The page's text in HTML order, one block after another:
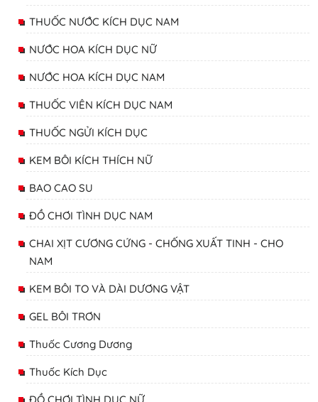
THUỐC NƯỚC KÍCH DỤC NAM
NƯỚC HOA KÍCH DỤC NỮ
NƯỚC HOA KÍCH DỤC NAM
THUỐC VIÊN KÍCH DỤC NAM
THUỐC NGỬI KÍCH DỤC
KEM BÔI KÍCH THÍCH NỮ
BAO CAO SU
ĐỒ CHƠI TÌNH DỤC NAM
CHAI XỊT CƯƠNG CỨNG - CHỐNG XUẤT TINH - CHO
NAM
KEM BÔI TO VÀ DÀI DƯƠNG VẬT
GEL BÔI TRƠN
Thuốc Cương Dương
Thuốc Kích Dục